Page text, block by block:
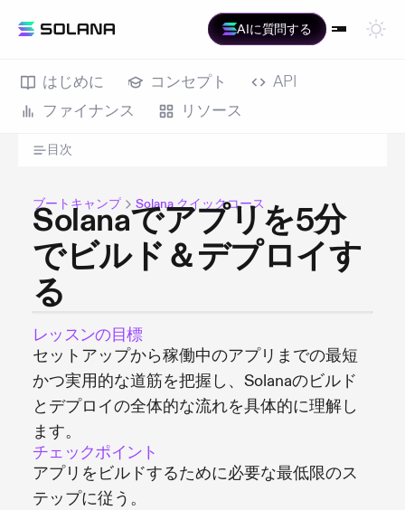
AIに質問する
はじめに コンセプト
API
ファイナンス
リソース
目次
ブートキャンプ Solana クイックコース
Solanaでアプリを5分
でビルド＆デプロイす
る
レッスンの目標
セットアップから稼働中のアプリまでの最短
かつ実用的な道筋を把握し、Solanaのビルド
とデプロイの全体的な流れを具体的に理解し
ます。
チェックポイント
アプリをビルドするために必要な最低限のス
テップに従う。